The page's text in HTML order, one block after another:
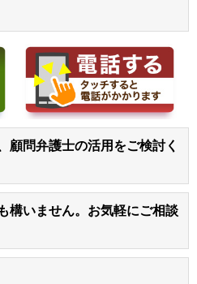
顧問弁護士の活用をご検討く
構いません。お気軽にご相談